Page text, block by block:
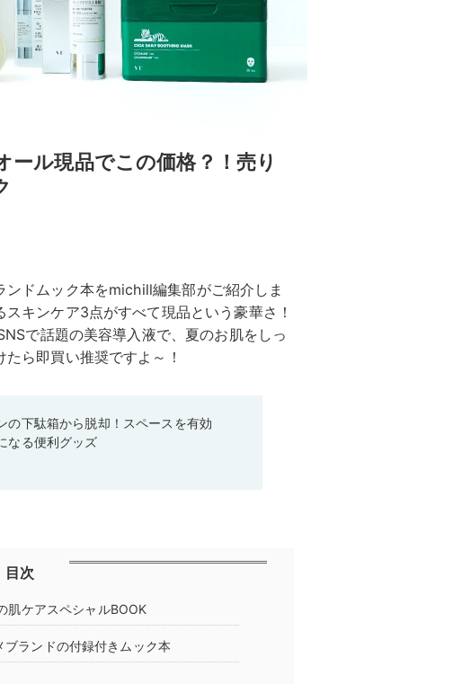
ール現品でこの価格？！売り
ドムック本をmichill編集部がご紹介しま
キンケア3点がすべて現品という豪華さ！
で話題の美容導入液で、夏のお肌をしっ
ら即買い推奨ですよ～！
の下駄箱から脱却！スペースを有効
なる便利グッズ
目次
肌ケアスペシャルBOOK
ランドの付録付きムック本